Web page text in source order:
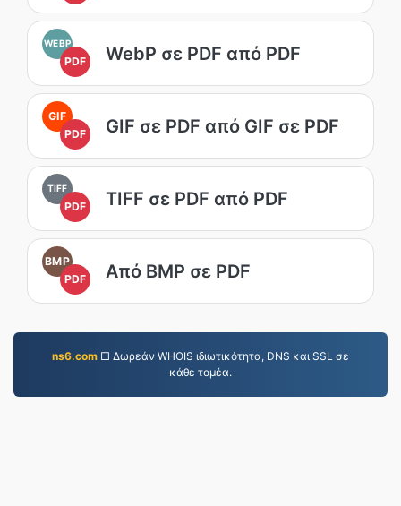
WEBP
PDF WebP σε PDF από PDF
GIF
PDF
GIF σε PDF από GIF σε PDF
TIFF
PDF TIFF σε PDF από PDF
BMP
PDF
Από BMP σε PDF
ns6.com □ Δωρεάν WHOIS ιδιωτικότητα, DNS και SSL σε
κάθε τομέα.